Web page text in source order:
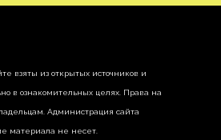
взяты из открытых источников и
в ознакомительных целях. Права на
Администрация сайта
материала не несет.